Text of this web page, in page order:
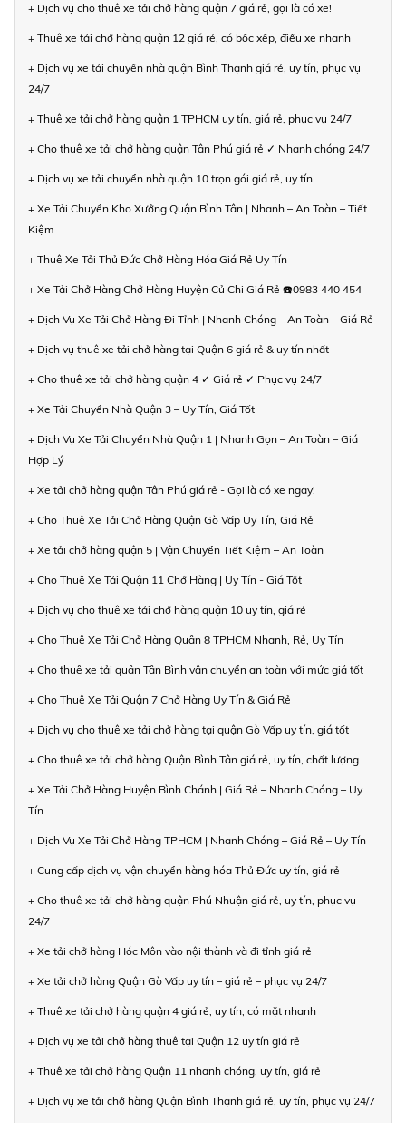
+ Dịch vụ cho thuê xe tải chở hàng quận 7 giá rẻ, gọi là có xe!
+ Thuê xe tải chở hàng quận 12 giá rẻ, có bốc xếp, điều xe nhanh
+ Dịch vụ xe tải chuyển nhà quận Bình Thạnh giá rẻ, uy tín, phục vụ
24/7
+ Thuê xe tải chở hàng quận 1 TPHCM uy tín, giá rẻ, phục vụ 24/7
+ Cho thuê xe tải chở hàng quận Tân Phú giá rẻ ✓ Nhanh chóng 24/7
+ Dịch vụ xe tải chuyển nhà quận 10 trọn gói giá rẻ, uy tín
+ Xe Tải Chuyển Kho Xưởng Quận Bình Tân | Nhanh – An Toàn – Tiết
Kiệm
+ Thuê Xe Tải Thủ Đức Chở Hàng Hóa Giá Rẻ Uy Tín
+ Xe Tải Chở Hàng Chở Hàng Huyện Củ Chi Giá Rẻ ☎️0983 440 454
+ Dịch Vụ Xe Tải Chở Hàng Đi Tỉnh | Nhanh Chóng – An Toàn – Giá Rẻ
+ Dịch vụ thuê xe tải chở hàng tại Quận 6 giá rẻ & uy tín nhất
+ Cho thuê xe tải chở hàng quận 4 ✓ Giá rẻ ✓ Phục vụ 24/7
+ Xe Tải Chuyển Nhà Quận 3 – Uy Tín, Giá Tốt
+ Dịch Vụ Xe Tải Chuyển Nhà Quận 1 | Nhanh Gọn – An Toàn – Giá
Hợp Lý
+ Xe tải chở hàng quận Tân Phú giá rẻ - Gọi là có xe ngay!
+ Cho Thuê Xe Tải Chở Hàng Quận Gò Vấp Uy Tín, Giá Rẻ
+ Xe tải chở hàng quận 5 | Vận Chuyển Tiết Kiệm – An Toàn
+ Cho Thuê Xe Tải Quận 11 Chở Hàng | Uy Tín - Giá Tốt
+ Dịch vụ cho thuê xe tải chở hàng quận 10 uy tín, giá rẻ
+ Cho Thuê Xe Tải Chở Hàng Quận 8 TPHCM Nhanh, Rẻ, Uy Tín
+ Cho thuê xe tải quận Tân Bình vận chuyển an toàn với mức giá tốt
+ Cho Thuê Xe Tải Quận 7 Chở Hàng Uy Tín & Giá Rẻ
+ Dịch vụ cho thuê xe tải chở hàng tại quận Gò Vấp uy tín, giá tốt
+ Cho thuê xe tải chở hàng Quận Bình Tân giá rẻ, uy tín, chất lượng
+ Xe Tải Chở Hàng Huyện Bình Chánh | Giá Rẻ – Nhanh Chóng – Uy
Tín
+ Dịch Vụ Xe Tải Chở Hàng TPHCM | Nhanh Chóng – Giá Rẻ – Uy Tín
+ Cung cấp dịch vụ vận chuyển hàng hóa Thủ Đức uy tín, giá rẻ
+ Cho thuê xe tải chở hàng quận Phú Nhuận giá rẻ, uy tín, phục vụ
24/7
+ Xe tải chở hàng Hóc Môn vào nội thành và đi tỉnh giá rẻ
+ Xe tải chở hàng Quận Gò Vấp uy tín – giá rẻ – phục vụ 24/7
+ Thuê xe tải chở hàng quận 4 giá rẻ, uy tín, có mặt nhanh
+ Dịch vụ xe tải chở hàng thuê tại Quận 12 uy tín giá rẻ
+ Thuê xe tải chở hàng Quận 11 nhanh chóng, uy tín, giá rẻ
+ Dịch vụ xe tải chở hàng Quận Bình Thạnh giá rẻ, uy tín, phục vụ 24/7